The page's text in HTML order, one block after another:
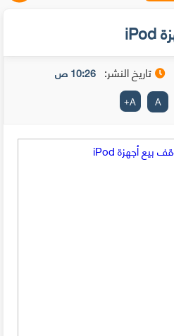
تاريخ النشر: 10:26 ص
A
A
+